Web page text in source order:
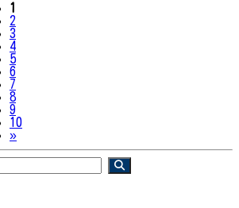
1
2
3
4
5
6
7
8
9
10
»Next